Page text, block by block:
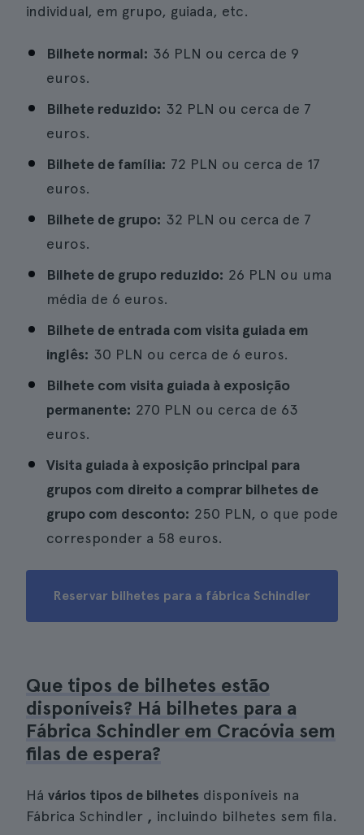
individual, em grupo, guiada, etc.
Bilhete normal: 36 PLN ou cerca de 9
euros.
Bilhete reduzido: 32 PLN ou cerca de 7
euros.
Bilhete de família: 72 PLN ou cerca de 17
euros.
Bilhete de grupo: 32 PLN ou cerca de 7
euros.
Bilhete de grupo reduzido: 26 PLN ou uma
média de 6 euros.
Bilhete de entrada com visita guiada em
inglês: 30 PLN ou cerca de 6 euros.
Bilhete com visita guiada à exposição
permanente: 270 PLN ou cerca de 63
euros.
Visita guiada à exposição principal para
grupos com direito a comprar bilhetes de
grupo com desconto: 250 PLN, o que pode
corresponder a 58 euros.
Reservar bilhetes para a fábrica Schindler
Que tipos de bilhetes estão
disponíveis? Há bilhetes para a
Fábrica Schindler em Cracóvia sem
filas de espera?
Há vários tipos de bilhetes disponíveis na
Fábrica Schindler , incluindo bilhetes sem fila.